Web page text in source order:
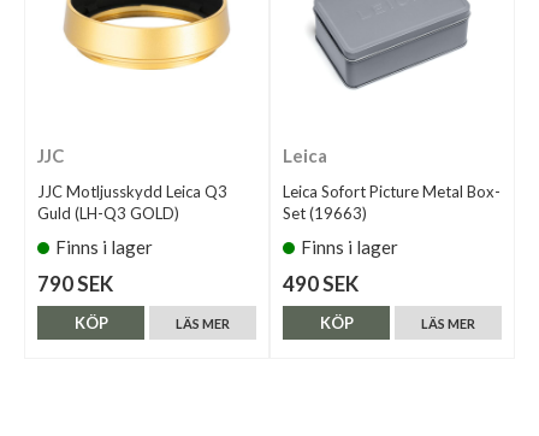
JJC
JJC Motljusskydd Leica Q3
Guld (LH-Q3 GOLD)
Finns i lager
790 SEK
LÄS MER
KÖP
Leica
Leica Sofort Picture Metal Box-
Set (19663)
Finns i lager
490 SEK
LÄS MER
KÖP